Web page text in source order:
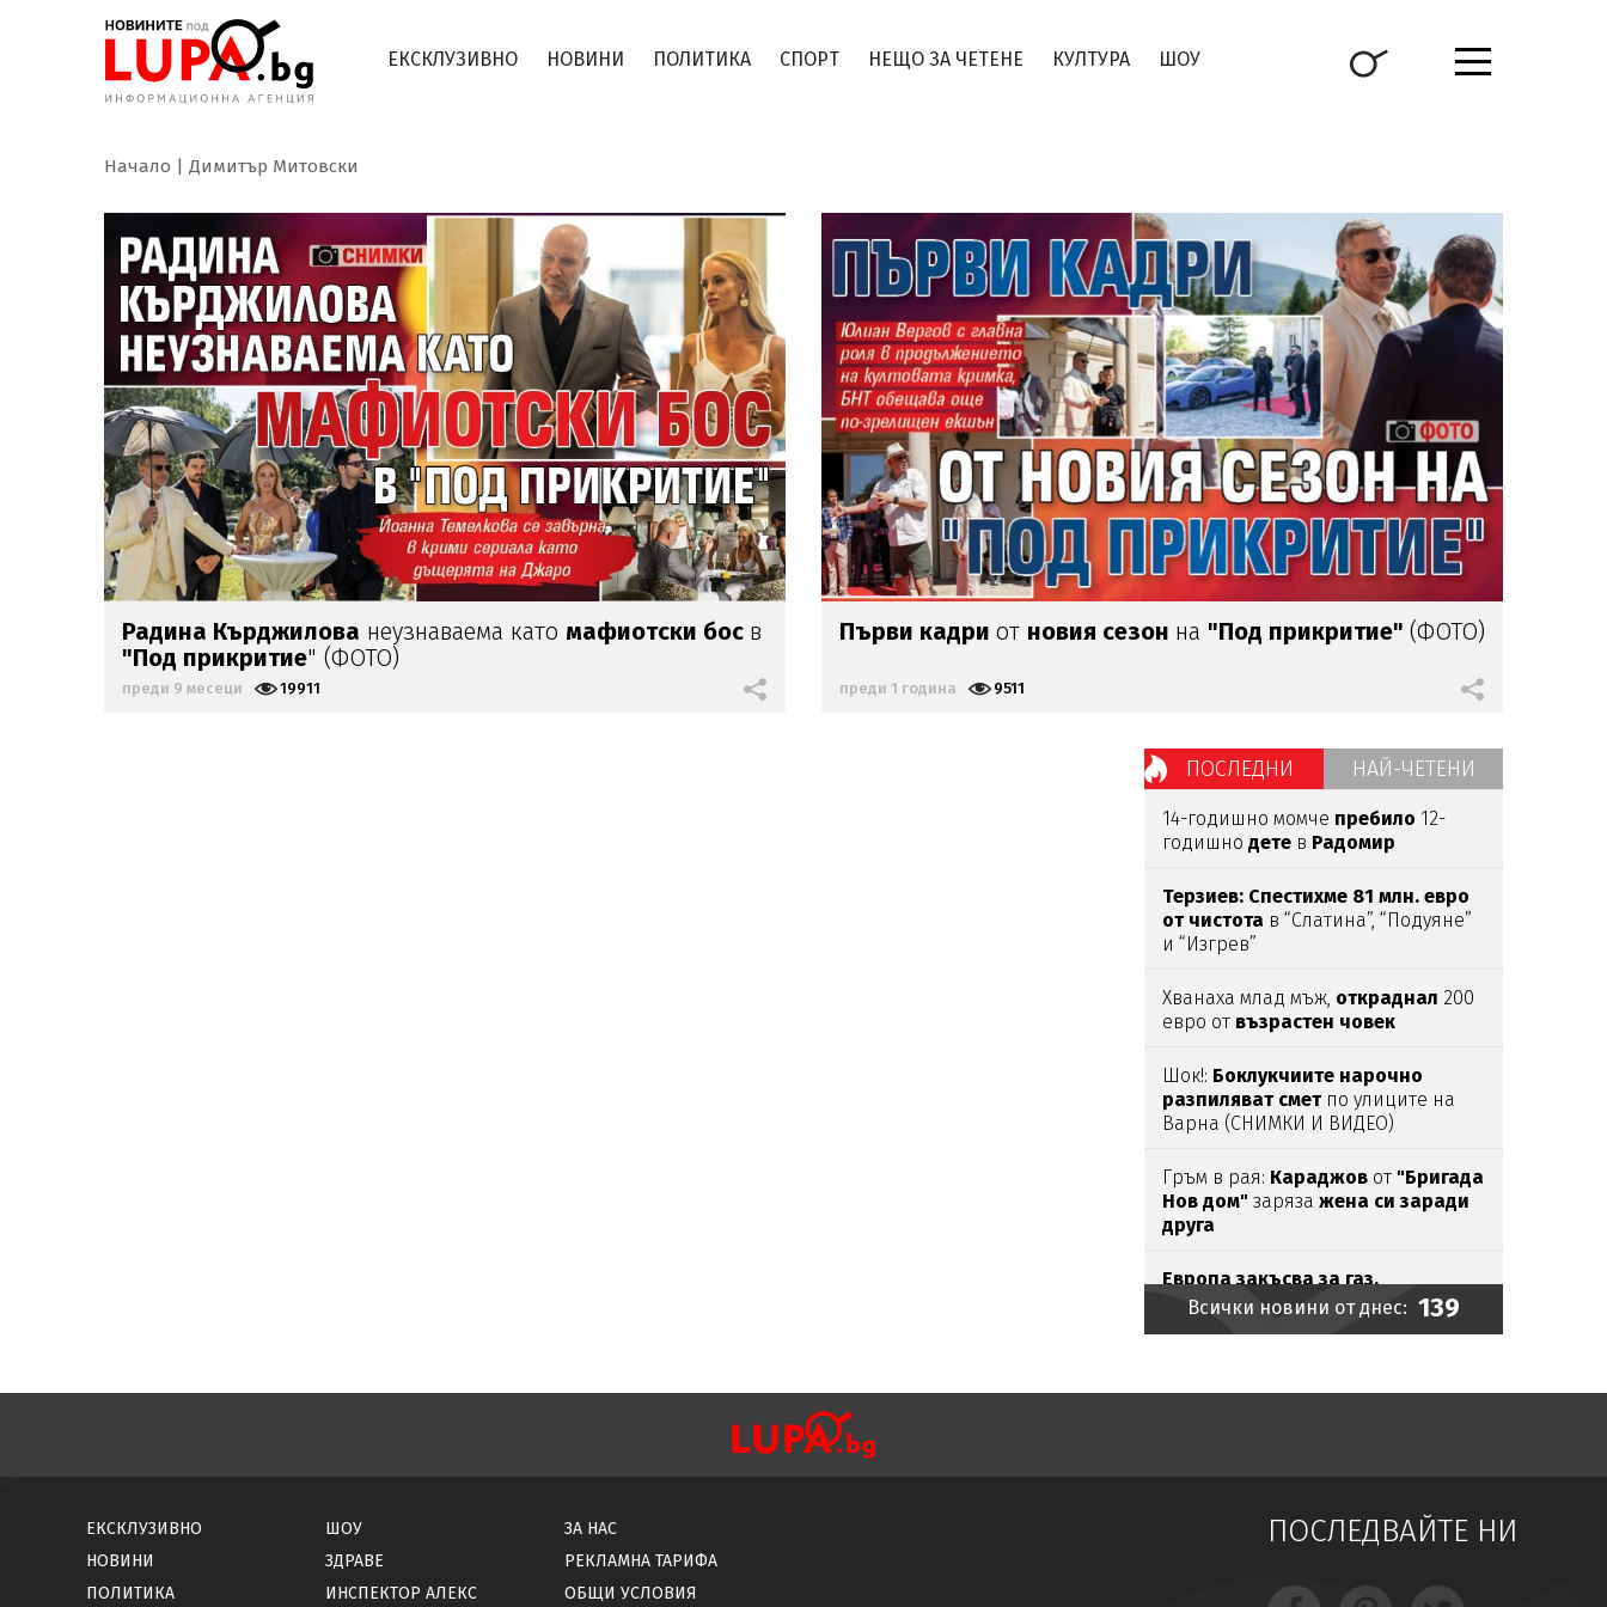
ЕКСКЛУЗИВНО НОВИНИ ПОЛИТИКА СПОРТ НЕЩО ЗА ЧЕТЕНЕ КУЛТУРА ШОУ
Начало Димитър Митовски
Радина Кърджилова неузнаваема като мафиотски бос в
"Под прикритие" (ФОТО)
преди 9 месеци 19911
Първи кадри от новия сезон на "Под прикритие" (ФОТО)
преди 1 година 9511
ПОСЛЕДНИ НАЙ-ЧЕТЕНИ
14-годишно момче пребило 12-
годишно дете в Радомир
Терзиев: Спестихме 81 млн. евро
от чистота в “Слатина”, “Подуяне”
и “Изгрев”
Хванаха млад мъж, откраднал 200
евро от възрастен човек
Шок!: Боклукчиите нарочно
разпиляват смет по улиците на
Варна (СНИМКИ И ВИДЕО)
Гръм в рая: Караджов от "Бригада
Нов дом" заряза жена си заради
друга
Европа закъсва за газ,
хранилищата са пълни едвана
метамфетамин, канабис и над46
Всички новини от днес: 139
ЕКСКЛУЗИВНО
НОВИНИ
ПОЛИТИКА
ШОУ
ЗДРАВЕ
ИНСПЕКТОР АЛЕКС
ЗА НАС
РЕКЛАМНА ТАРИФА
ОБЩИ УСЛОВИЯ
ПОСЛЕДВАЙТЕ НИ